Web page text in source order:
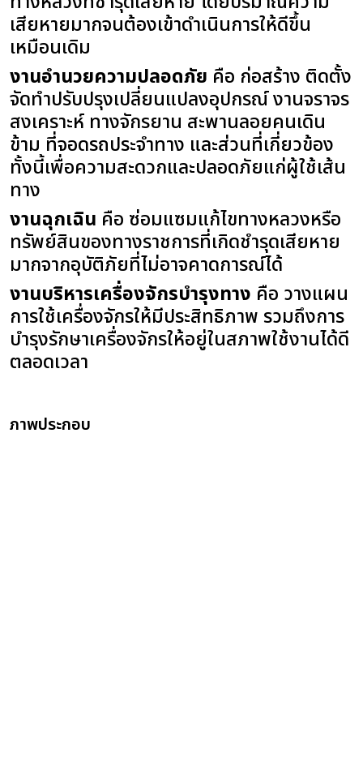
เสียหายมากจนต้องเข้าดำเนินการให้ดีขึ้น
เหมือนเดิม
งานอำนวยความปลอดภัย คือ ก่อสร้าง ติดตั้ง
จัดทำปรับปรุงเปลี่ยนแปลงอุปกรณ์ งานจราจร
สงเคราะห์ ทางจักรยาน สะพานลอยคนเดิน
ข้าม ที่จอดรถประจำทาง และส่วนที่เกี่ยวข้อง
ทั้งนี้เพื่อความสะดวกและปลอดภัยแก่ผู้ใช้เส้น
ทาง
งานฉุกเฉิน คือ ซ่อมแซมแก้ไขทางหลวงหรือ
ทรัพย์สินของทางราชการที่เกิดชำรุดเสียหาย
มากจากอุบัติภัยที่ไม่อาจคาดการณ์ได้
งานบริหารเครื่องจักรบำรุงทาง คือ วางแผน
การใช้เครื่องจักรให้มีประสิทธิภาพ รวมถึงการ
บำรุงรักษาเครื่องจักรให้อยู่ในสภาพใช้งานได้ดี
ตลอดเวลา
ภาพประกอบ